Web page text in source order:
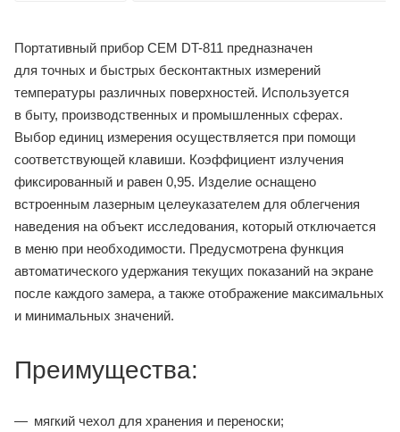
Портативный прибор CEM DT-811 предназначен
для точных и быстрых бесконтактных измерений
температуры различных поверхностей. Используется
в быту, производственных и промышленных сферах.
Выбор единиц измерения осуществляется при помощи
соответствующей клавиши. Коэффициент излучения
фиксированный и равен 0,95. Изделие оснащено
встроенным лазерным целеуказателем для облегчения
наведения на объект исследования, который отключается
в меню при необходимости. Предусмотрена функция
автоматического удержания текущих показаний на экране
после каждого замера, а также отображение максимальных
и минимальных значений.
Преимущества:
мягкий чехол для хранения и переноски;